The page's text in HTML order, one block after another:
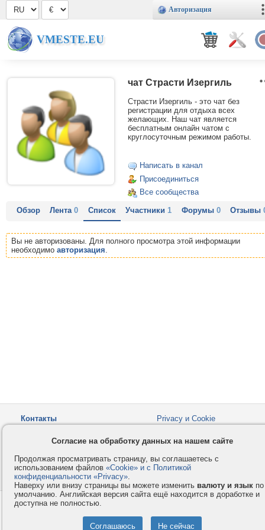
Авторизация
VMESTE.EU
чат Страсти Изергиль
Страсти Изергиль - это чат без
регистрации для отдыха всех
желающих. Наш чат является
бесплатным онлайн чатом с
круглосуточным режимом работы.
Написать в канал
Присоединиться
Все сообщества
Обзор Лента0 Список Участники1 Форумы 0 Отзывы
Вы не авторизованы. Для полного просмотра этой информации
необходимо авторизация.
Контакты
Privacy и Cookie
Как оплатить
Форумы
© 2008-2026VMESTE.EU
Согласие на обработку данных на нашем сайте
Продолжая просматривать страницу, вы соглашаетесь с
использованием файлов «Cookie» и с Политикой
конфиденциальности «Privacy».
Наверху или внизу страницы вы можете изменить валюту и язык по
умолчанию. Английская версия сайта ещё находится в доработке и
доступна не полностью.